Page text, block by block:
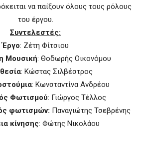
να παίξουν όλους τους ρόλους
του έργου.
Συντελεστές:
Έργο: Ζέτη Φίτσιου
Μουσική: Θοδωρής Οικονόμου
: Κώστας Σιλβέστρος
: Κωνσταντίνα Ανδρέου
Φωτισμού: Γιώργος Τέλλος
φωτισμών: Παναγιώτης Τσεβρένης
κίνησης: Φώτης Νικολάου